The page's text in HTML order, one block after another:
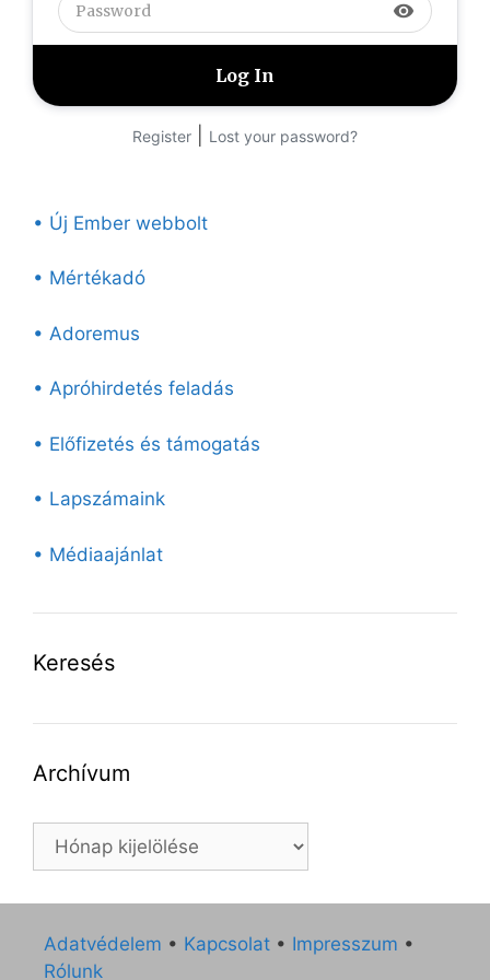
visibility
Register Lost your password?
• Új Ember webbolt
• Mértékadó
• Adoremus
• Apróhirdetés feladás
• Előfizetés és támogatás
• Lapszámaink
• Médiaajánlat
Keresés
Archívum
Archívum
Adatvédelem • Kapcsolat • Impresszum •
Rólunk